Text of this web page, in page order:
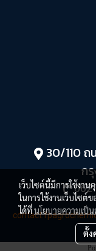
30/110 ถ
ก
เว็บไซต์นี้มีการใช้งา
ในการใช้งานเว็บไซต์
ได้ที่นโยบายความเป็
ตั้ง